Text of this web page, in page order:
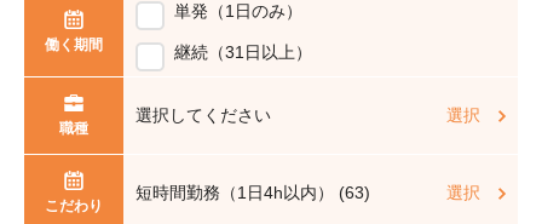
働く期間
単発（1日のみ）
継続（31日以上）
職種
選択してください 選択
こだわり
短時間勤務（1日4h以内） (63) 選択